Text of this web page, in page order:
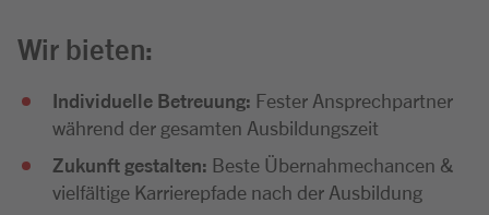
Wir bieten:
Individuelle Betreuung: Fester Ansprechpartner
während der gesamten Ausbildungszeit
Zukunft gestalten: Beste Übernahmechancen &
vielfältige Karrierepfade nach der Ausbildung